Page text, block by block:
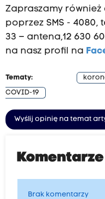
Zapraszamy
poprzez SMS - 4080,
33 – antena,12 630
na nasz profil na
Tematy:
COVID-19
Wyślij opinię na temat
Brak komentarzy